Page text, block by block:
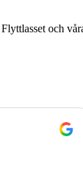
och